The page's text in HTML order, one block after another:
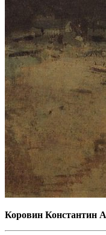
Коровин Константин